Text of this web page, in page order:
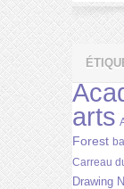
arts
Forest
Carreau
Drawing